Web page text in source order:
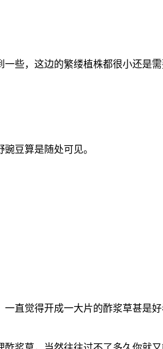
些，这边的繁缕植株都很小还是需
豆算是随处可见。
直觉得开成一大片的酢浆草甚是